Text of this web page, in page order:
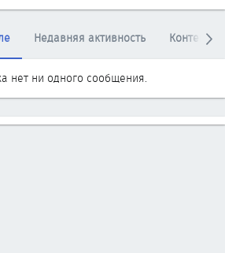
Недавняя активность Контент
нет ни одного сообщения.